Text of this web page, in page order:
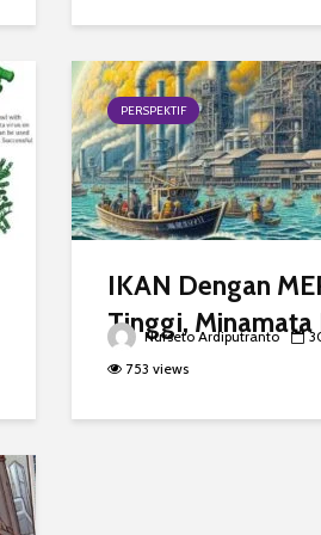
PERSPEKTIF
IKAN Dengan
Tinggi, Minamata
Nurseto Ardiputranto
753 views